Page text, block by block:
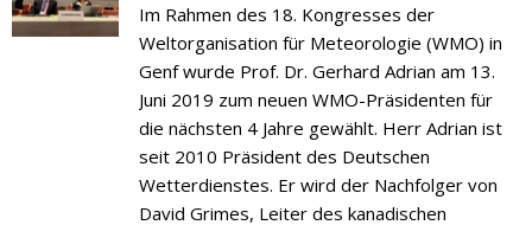
Im Rahmen des 18. Kongresses der
Weltorganisation für Meteorologie (WMO) in
Genf wurde Prof. Dr. Gerhard Adrian am 13.
Juni 2019 zum neuen WMO-Präsidenten für
die nächsten 4 Jahre gewählt. Herr Adrian ist
seit 2010 Präsident des Deutschen
Wetterdienstes. Er wird der Nachfolger von
David Grimes, Leiter des kanadischen